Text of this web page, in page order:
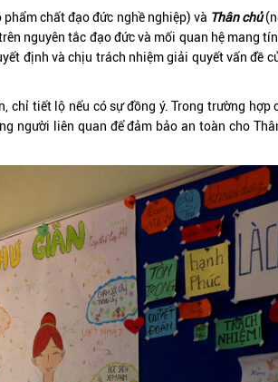
chất đạo đức nghề nghiệp) và Thân chủ
nguyên tắc đạo đức và mối quan hệ mang
định và chịu trách nhiệm giải quyết vấn đề
tiết lộ nếu có sự đồng ý. Trong trường hợp
người liên quan để đảm bảo an toàn cho